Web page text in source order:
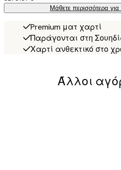
Μάθετε περισσότερα
Premium ματ χαρτί
Παράγονται στη
Χαρτί ανθεκτικό στο
Άλλοι